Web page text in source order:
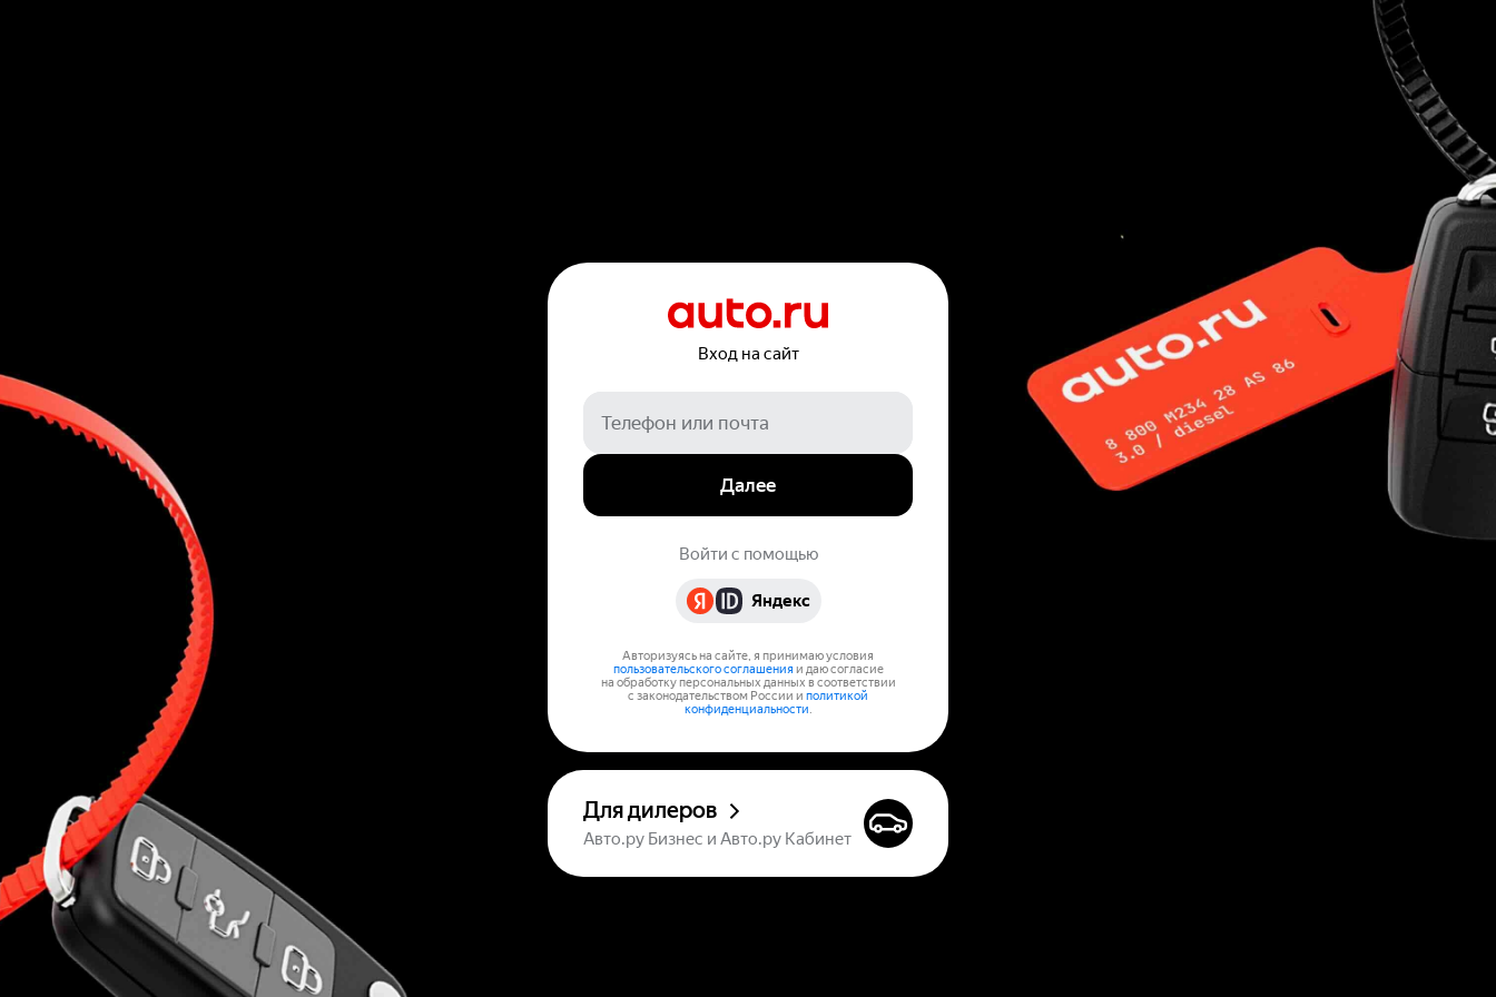
Вход на сайт
Далее
Войти с помощью
Яндекс
Авторизуясь на сайте, я принимаю условия
пользовательского соглашения и даю согласие
на обработку персональных данных в соответствии
с законодательством России и политикой
конфиденциальности.
Для дилеров
Авто.ру Бизнес и Авто.ру Кабинет